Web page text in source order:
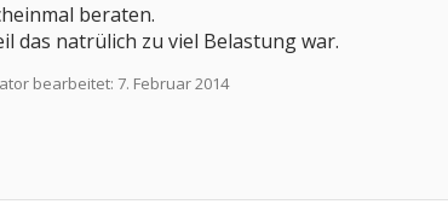
beraten.
das natrülich zu viel Belastung war.
bearbeitet: 7. Februar 2014